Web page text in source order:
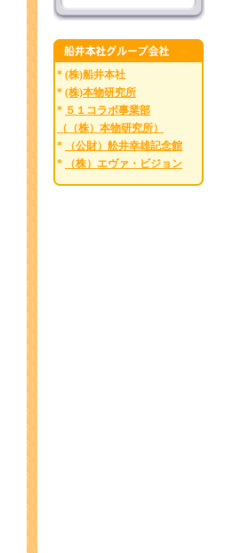
* (株)船井本社
* (株)本物研究所
* ５１コラボ事業部
（（株）本物研究所）
*
（公財）舩井幸雄記念館
*
（株）エヴァ・ビジョン